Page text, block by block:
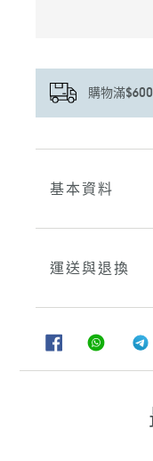
購物滿
正
加
車
基本資料
運送與退換
FACEBOOK
分
享